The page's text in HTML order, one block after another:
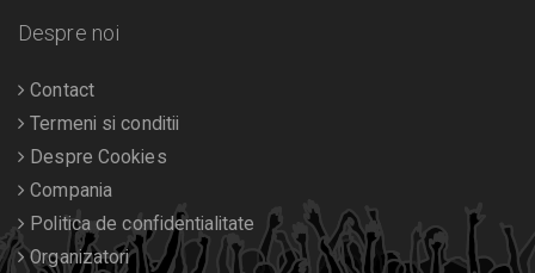
Despre noi
Contact
Termeni si conditii
Despre Cookies
Compania
Politica de confidentialitate
Organizatori